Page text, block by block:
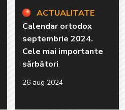
ACTUALITATE
Calendar ortodox
septembrie 2024.
Cele mai importante
sărbători
26 aug 2024